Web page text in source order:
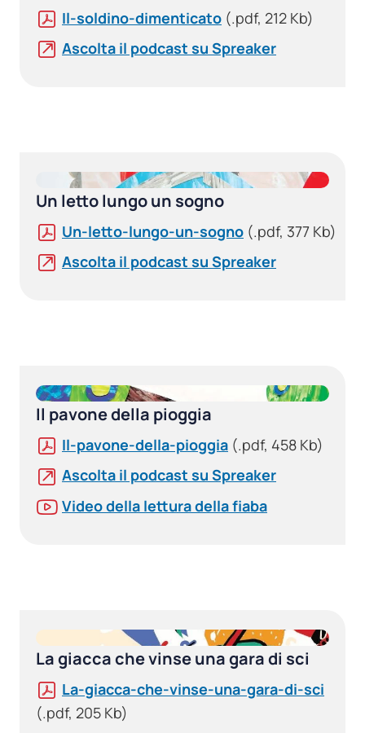
Il-soldino-dimenticato (.pdf, 212 Kb)
Ascolta il podcast su Spreaker
Un letto lungo un sogno
Un-letto-lungo-un-sogno (.pdf, 377 Kb)
Ascolta il podcast su Spreaker
Il pavone della pioggia
Il-pavone-della-pioggia (.pdf, 458 Kb)
Ascolta il podcast su Spreaker
Video della lettura della fiaba
La giacca che vinse una gara di sci
La-giacca-che-vinse-una-gara-di-sci
(.pdf, 205 Kb)